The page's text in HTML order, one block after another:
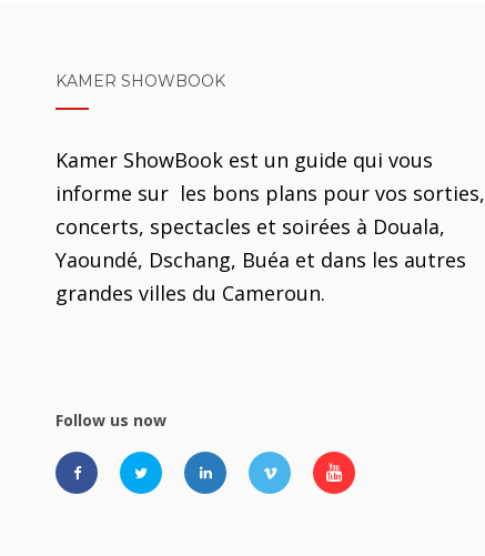
KAMER SHOWBOOK
Kamer ShowBook est un guide qui vous
informe sur les bons plans pour vos sorties,
concerts, spectacles et soirées à Douala,
Yaoundé, Dschang, Buéa et dans les autres
grandes villes du Cameroun.
Follow us now